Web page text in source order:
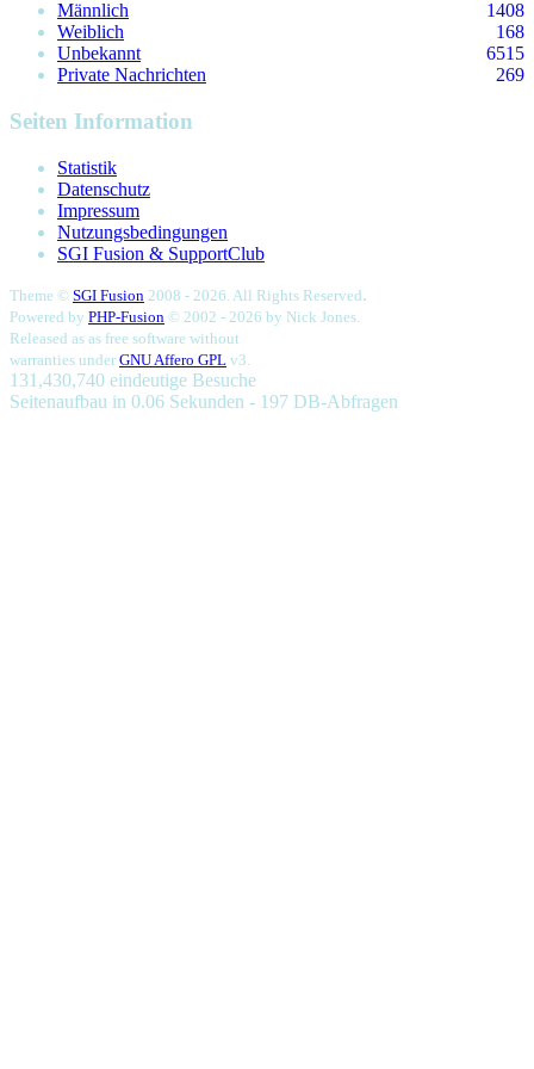
Männlich
1408
Weiblich
168
Unbekannt
6515
Private Nachrichten
269
Seiten Information
Statistik
Datenschutz
Impressum
Nutzungsbedingungen
SGI Fusion & SupportClub
Theme © SGI Fusion 2008 - 2026. All Rights Reserved.
Powered by PHP-Fusion © 2002 - 2026 by Nick Jones.
Released as as free software without
warranties under GNU Affero GPL v3.
131,430,740 eindeutige Besuche
Seitenaufbau in 0.06 Sekunden - 197 DB-Abfragen